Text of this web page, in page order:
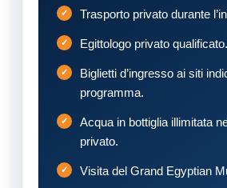
Trasporto privato durante
Egittologo privato qualificato.
Biglietti d’ingresso ai siti
programma.
Acqua in bottiglia illimitata
privato.
Visita del Grand Egyptian